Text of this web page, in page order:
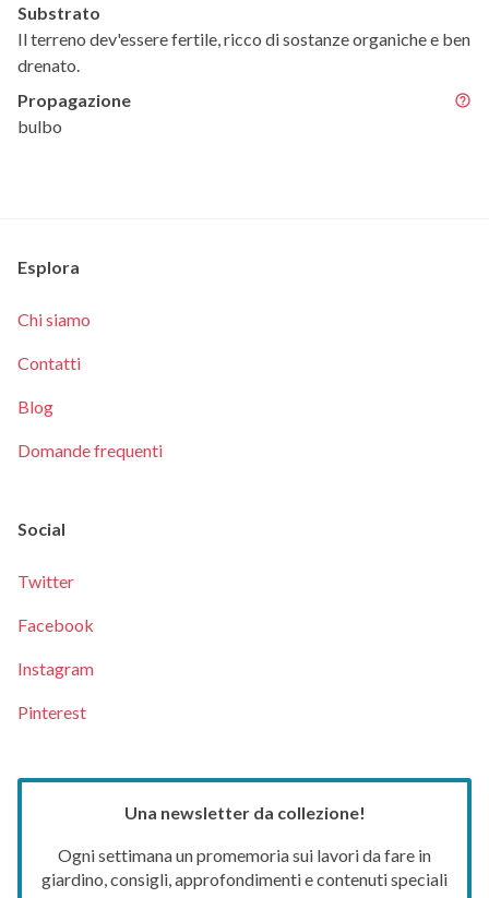
Substrato
Il terreno dev'essere fertile, ricco di sostanze organiche e ben
drenato.
Propagazione
bulbo
Esplora
Chi siamo
Contatti
Blog
Domande frequenti
Social
Twitter
Facebook
Instagram
Pinterest
Una newsletter da collezione!
Ogni settimana un promemoria sui lavori da fare in
giardino, consigli, approfondimenti e contenuti speciali